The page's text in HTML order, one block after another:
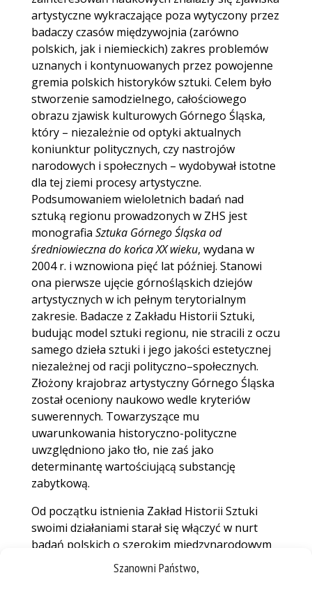
Szanowni Państwo,
artystyczne wykraczające poza wytyczony przez
badaczy czasów międzywojnia (zarówno
polskich, jak i niemieckich) zakres problemów
uznanych i kontynuowanych przez powojenne
gremia polskich historyków sztuki. Celem było
stworzenie samodzielnego, całościowego
obrazu zjawisk kulturowych Górnego Śląska,
który – niezależnie od optyki aktualnych
koniunktur politycznych, czy nastrojów
narodowych i społecznych – wydobywał istotne
dla tej ziemi procesy artystyczne.
Podsumowaniem wieloletnich badań nad
sztuką regionu prowadzonych w ZHS jest
monografia Sztuka Górnego Śląska od
średniowieczna do końca XX wieku, wydana w
2004 r. i wznowiona pięć lat później. Stanowi
ona pierwsze ujęcie górnośląskich dziejów
artystycznych w ich pełnym terytorialnym
zakresie. Badacze z Zakładu Historii Sztuki,
budując model sztuki regionu, nie stracili z oczu
samego dzieła sztuki i jego jakości estetycznej
niezależnej od racji polityczno–społecznych.
Złożony krajobraz artystyczny Górnego Śląska
został oceniony naukowo wedle kryteriów
suwerennych. Towarzyszące mu
uwarunkowania historyczno-polityczne
uwzględniono jako tło, nie zaś jako
determinantę wartościującą substancję
zabytkową.
Od początku istnienia Zakład Historii Sztuki
swoimi działaniami starał się włączyć w nurt
badań polskich o szerokim międzynarodowym
odniesieniu. Tradycją stały się organizowane od
1981 r. Seminaria Sztuki Górnośląskiej, na